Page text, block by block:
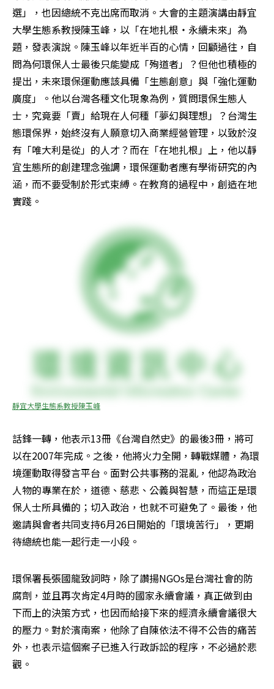
選」，也因總統不克出席而取消。大會的主題演講由靜宜
大學生態系教授陳玉峰，以「在地扎根‧永續未來」為
題，發表演說。陳玉峰以年近半百的心情，回顧過往，自
問為何環保人士最後只能變成「殉道者」？但他也積極的
提出，未來環保運動應該具備「生態創意」與「強化運動
廣度」。他以台灣各種文化現象為例，質問環保生態人
士，究竟要「賣」給現在人何種「夢幻與理想」？台灣生
態環保界，始終沒有人願意切入商業經營管理，以致於沒
有「唯大利是從」的人才？而在「在地扎根」上，他以靜
宜生態所的創建理念強調，環保運動者應有學術研究的內
涵，而不要受制於形式束縛。在教育的過程中，創造在地
實踐。
靜宜大學生態系教授陳玉峰
話鋒一轉，他表示13冊《台灣自然史》的最後3冊，將可
以在2007年完成。之後，他將火力全開，轉戰媒體，為環
境運動取得發言平台。面對公共事務的混亂，他認為政治
人物的專業在於，道德、慈悲、公義與智慧，而這正是環
保人士所具備的；切入政治，也就不可避免了。最後，他
邀請與會者共同支持6月26日開始的「環境苦行」，更期
待總統也能一起行走一小段。
環保署長張國龍致詞時，除了讚揚NGOs是台灣社會的防
腐劑，並且再次肯定4月時的國家永續會議，真正做到由
下而上的決策方式，也因而給接下來的經濟永續會議很大
的壓力。對於濱南案，他除了自陳依法不得不公告的痛苦
外，也表示這個案子已進入行政訴訟的程序，不必過於悲
觀。